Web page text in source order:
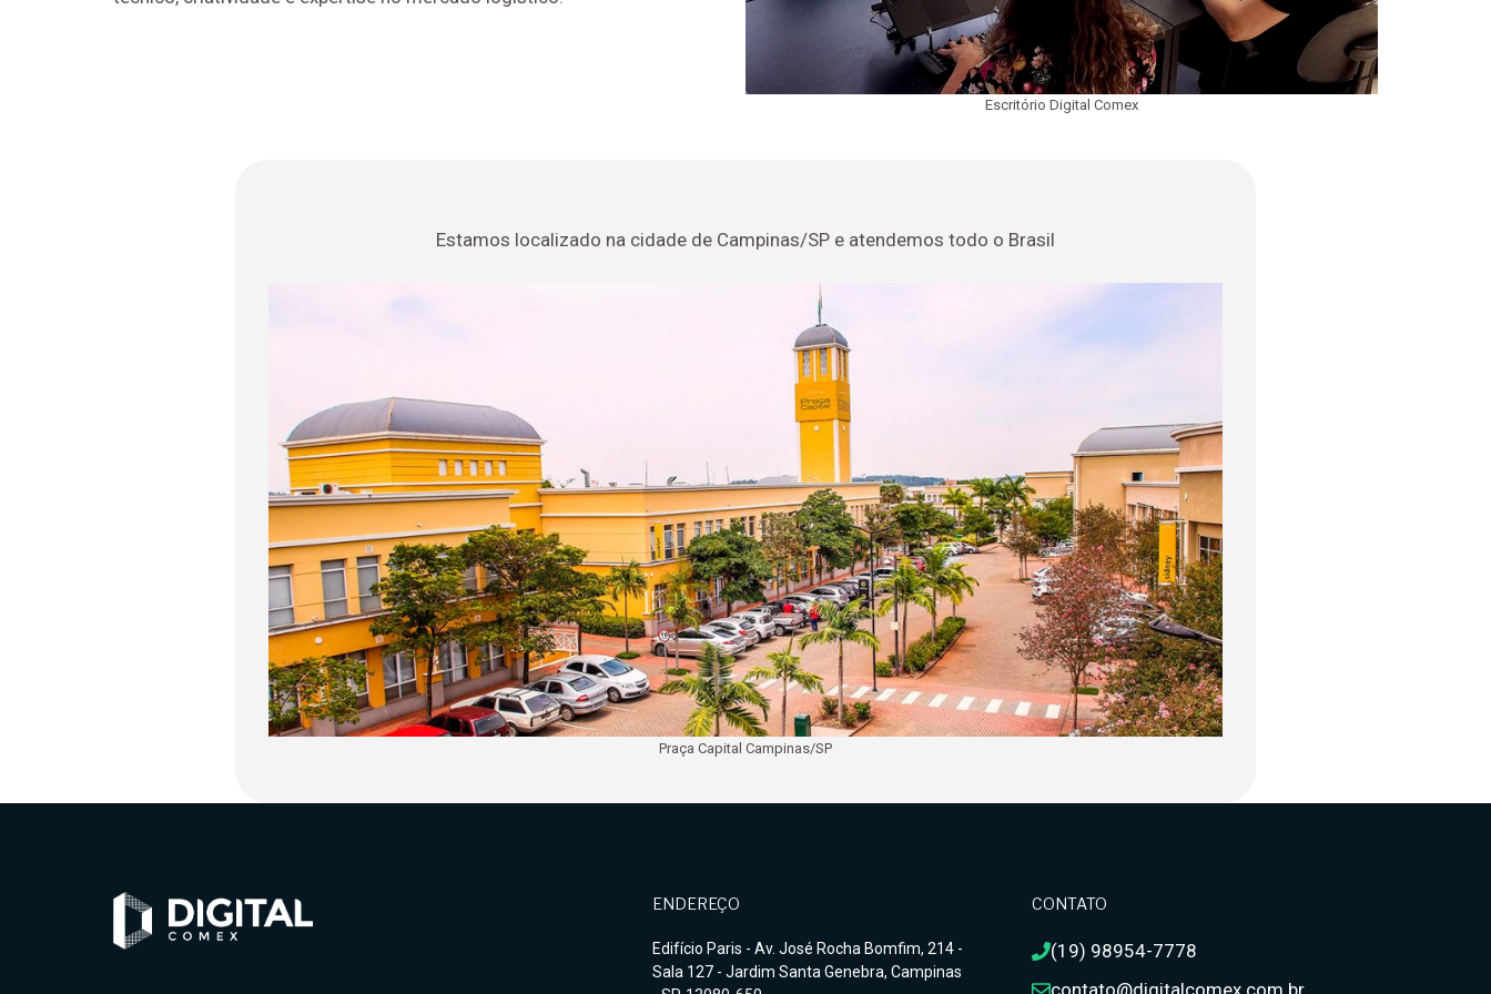
Escritório Digital Comex
Estamos localizado na cidade de Campinas/SP e atendemos todo o Brasil
Praça Capital Campinas/SP
ENDEREÇO
Edifício Paris - Av. José Rocha Bomfim, 214 -
Sala 127 - Jardim Santa Genebra, Campinas
CONTATO
(19) 98954-7778
contato@digitalcomex.com.br